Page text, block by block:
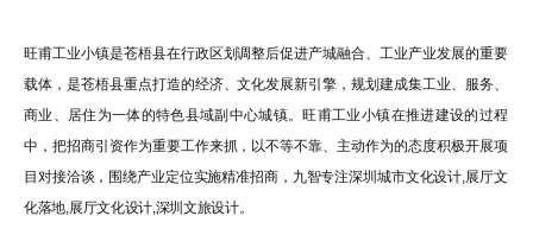
旺甫工业小镇是苍梧县在行政区划调整后促进产城融合、工业产业发展的重要
载体，是苍梧县重点打造的经济、文化发展新引擎，规划建成集工业、服务、
商业、居住为一体的特色县域副中心城镇。旺甫工业小镇在推进建设的过程
中，把招商引资作为重要工作来抓，以不等不靠、主动作为的态度积极开展项
目对接洽谈，围绕产业定位实施精准招商，九智专注深圳城市文化设计,展厅文
化落地,展厅文化设计,深圳文旅设计。